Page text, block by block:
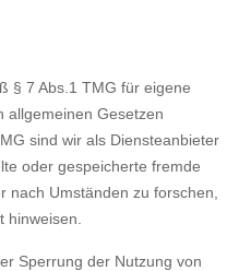
§ 7 Abs.1 TMG für eigene
allgemeinen Gesetzen
sind wir als Diensteanbieter
oder gespeicherte fremde
nach Umständen zu forschen,
hinweisen.
Sperrung der Nutzung von